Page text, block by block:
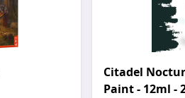
Citadel
Paint - 12ml -